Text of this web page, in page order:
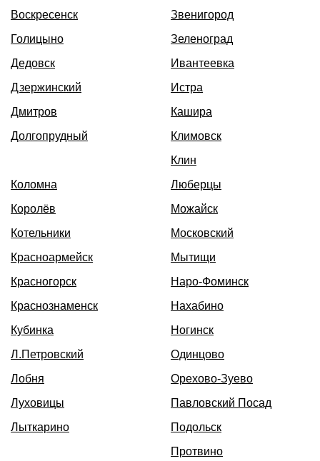
Воскресенск
Голицыно
Дедовск
Дзержинский
Дмитров
Долгопрудный
Звенигород
Зеленоград
Ивантеевка
Истра
Кашира
Климовск
Клин
Коломна
Королёв
Котельники
Красноармейск
Красногорск
Краснознаменск
Кубинка
Л.Петровский
Лобня
Луховицы
Лыткарино
Люберцы
Можайск
Московский
Мытищи
Наро-Фоминск
Нахабино
Ногинск
Одинцово
Орехово-Зуево
Павловский Посад
Подольск
Протвино